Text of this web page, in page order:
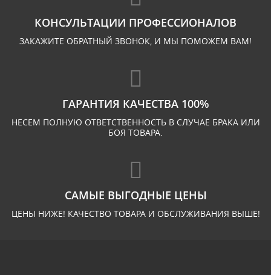
КОНСУЛЬТАЦИИ ПРОФЕССИОНАЛОВ
ЗАКАЖИТЕ ОБРАТНЫЙ ЗВОНОК, И МЫ ПОМОЖЕМ ВАМ!
ГАРАНТИЯ КАЧЕСТВА 100%
НЕСЕМ ПОЛНУЮ ОТВЕТСТВЕННОСТЬ В СЛУЧАЕ БРАКА ИЛИ
БОЯ ТОВАРА.
САМЫЕ ВЫГОДНЫЕ ЦЕНЫ
ЦЕНЫ НИЖЕ! КАЧЕСТВО ТОВАРА И ОБСЛУЖИВАНИЯ ВЫШЕ!